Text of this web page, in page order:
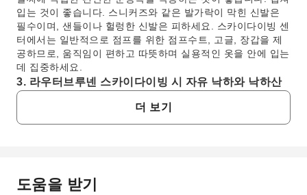
입는 것이 좋습니다. 스니커즈와 같은 발가락이 막힌 신발은
필수이며, 샌들이나 헐렁한 신발은 피하세요. 스카이다이빙 센
터에서는 일반적으로 점프를 위한 점프수트, 고글, 장갑을 제
공하므로, 움직임이 편하고 따뜻하며 실용적인 옷을 안에 입는
데 집중하세요.
3. 라우터브루넨 스카이다이빙 시 자유 낙하와 낙하산
강하는 어떻게 진행되나요?
아름다운 헬리콥터 비행 후, 전문 탠덤 강사와 함께 헬리콥터
에서 뛰어내려 자유 낙하를 경험하게 됩니다. 이 단계에서는
경을 좀 더 여유롭게 감상할 기회를 갖게 됩니다.
더 보기
자주 묻는 질문
도움을 받기